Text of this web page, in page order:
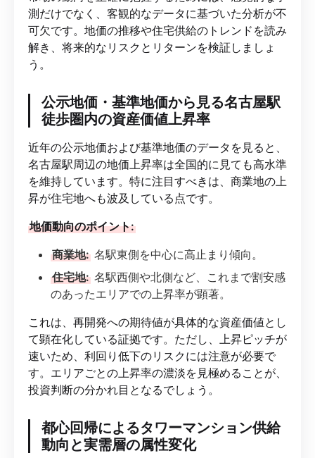
測だけでなく、客観的なデータに基づいた分析が不
可欠です。地価の推移や住宅供給のトレンドを読み
解き、将来的なリスクとリターンを検証しましょ
う。
公示地価・基準地価から見る名古屋駅
徒歩圏内の資産価値上昇率
近年の公示地価および基準地価のデータを見ると、
名古屋駅周辺の地価上昇率は全国的に見ても高水準
を維持しています。特に注目すべきは、商業地の上
昇が住宅地へも波及している点です。
地価動向のポイント:
商業地: 名駅東側を中心に高止まり傾向。
住宅地: 名駅西側や北側など、これまで割安感
のあったエリアでの上昇率が顕著。
これは、再開発への期待値が具体的な資産価値とし
て顕在化している証拠です。ただし、上昇ピッチが
速いため、利回り低下のリスクには注意が必要で
す。エリアごとの上昇率の濃淡を見極めることが、
投資判断の分かれ目となるでしょう。
都心回帰によるタワーマンション供給
動向と実需層の属性変化